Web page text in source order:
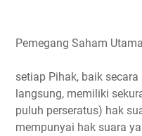
Pemegang Saham Utama
setiap Pihak, baik
langsung, memiliki
puluh perseratus) hak
mempunyai hak suara